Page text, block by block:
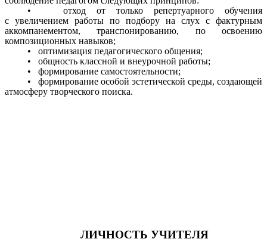
• отход от только репертуарного обучения
с увеличением работы по подбору на слух с фактурным
аккомпанементом, транспонированию, по освоению
композиционных навыков;
• оптимизация педагогического общения;
• общность классной и внеурочной работы;
• формирование самостоятельности;
• формирование особой эстетической среды, создающей
атмосферу творческого поиска.
ЛИЧНОСТЬ УЧИТЕЛЯ